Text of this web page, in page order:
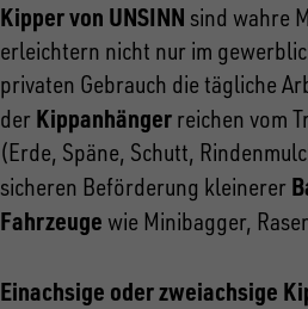
Kipper von UNSINN sind wahre
erleichtern nicht nur im
privaten Gebrauch die tägliche
der Kippanhänger reichen vom
(Erde, Späne, Schutt,
sicheren Beförderung kleinerer
Fahrzeuge wie Minibagger,
Einachsige oder zweiachsige